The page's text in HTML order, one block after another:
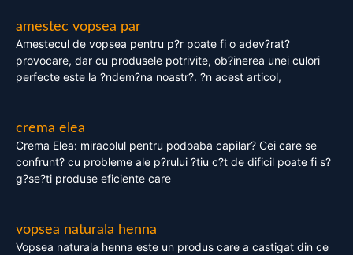
amestec vopsea par
Amestecul de vopsea pentru p?r poate fi o adev?rat?
provocare, dar cu produsele potrivite, ob?inerea unei culori
perfecte este la ?ndem?na noastr?. ?n acest articol,
crema elea
Crema Elea: miracolul pentru podoaba capilar? Cei care se
confrunt? cu probleme ale p?rului ?tiu c?t de dificil poate fi s?
g?se?ti produse eficiente care
vopsea naturala henna
Vopsea naturala henna este un produs care a castigat din ce